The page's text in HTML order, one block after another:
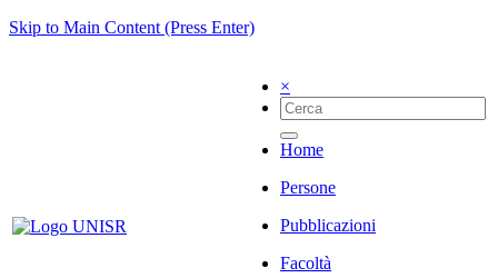
Skip to Main Content (Press Enter)
×
Home
Persone
Pubblicazioni
Facoltà